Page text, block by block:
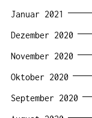
Januar 2021
Dezember 2020
November 2020
Oktober 2020
September 2020